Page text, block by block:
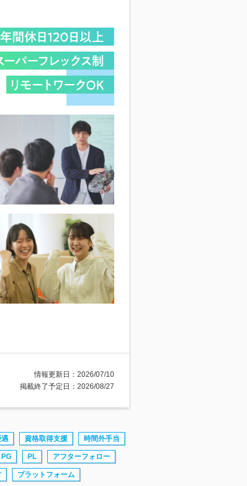
情報更新日：2026/07/10
掲載終了予定日：2026/08/27
資格取得支援 時間外手当
PG PL アフターフォロー
プラットフォーム